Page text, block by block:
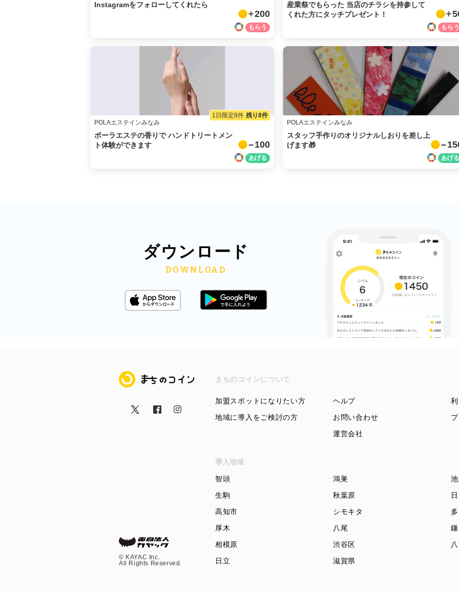
Instagramをフォローしてくれたら
200
産業祭でもらった 当店のチラシを持参して
くれた方にタッチプレゼント！
POLAエステインみなみ
ポーラエステの香りで ハンドトリートメン
ト体験ができます
100
1日限定8件 残り8件
POLAエステインみなみ
スタッフ手作りのオリジナルしおりを差し上
げます🎁
ダウンロード
まちのコイン まちのコインについて
加盟スポットになりたい方
地域に導入をご検討の方
ヘルプ
お問い合わせ
運営会社
©︎ KAYAC Inc.
All Rights Reserved.
導入地域
智頭 鴻巣
生駒
秋葉原
高知市
シモキタ
厚木
八尾
相模原
渋谷区
日立
滋賀県